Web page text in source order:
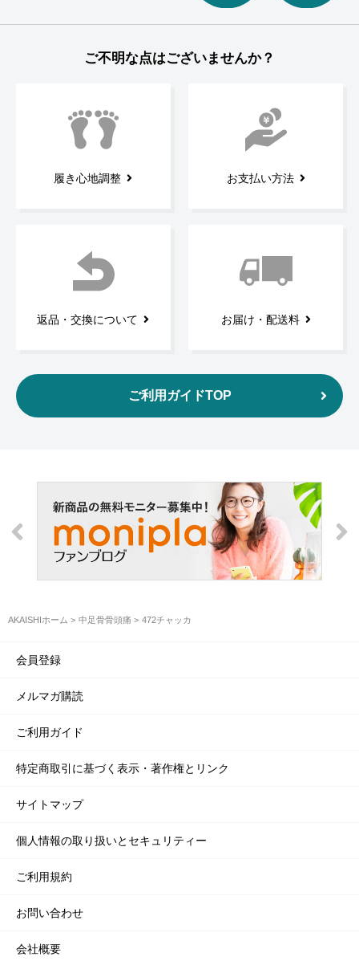
ご不明な点はございませんか？
履き心地調整 お支払い方法
返品・交換について お届け・配送料
ご利用ガイドTOP
AKAISHIホーム 中足骨骨頭痛 472チャッカ
会員登録
メルマガ購読
ご利用ガイド
特定商取引に基づく表示・著作権とリンク
サイトマップ
個人情報の取り扱いとセキュリティー
ご利用規約
お問い合わせ
会社概要